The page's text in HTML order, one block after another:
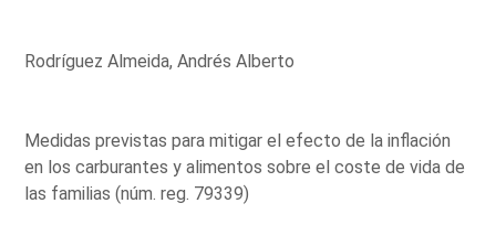
Rodríguez Almeida, Andrés Alberto
Medidas previstas para mitigar el efecto de la inflación
en los carburantes y alimentos sobre el coste de vida de
las familias (núm. reg. 79339)